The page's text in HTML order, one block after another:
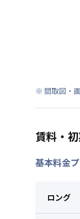
※ 間取図・
賃料・
基本料金
ロング